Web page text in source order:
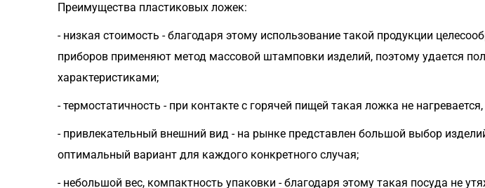
Преимущества пластиковых ложек:
- низкая стоимость - благодаря этому использование такой продукции
приборов применяют метод массовой штамповки изделий, поэтому удается
характеристиками;
- термостатичность - при контакте с горячей пищей такая ложка не
- привлекательный внешний вид - на рынке представлен большой выбор
оптимальный вариант для каждого конкретного случая;
- небольшой вес, компактность упаковки - благодаря этому такая посуда не